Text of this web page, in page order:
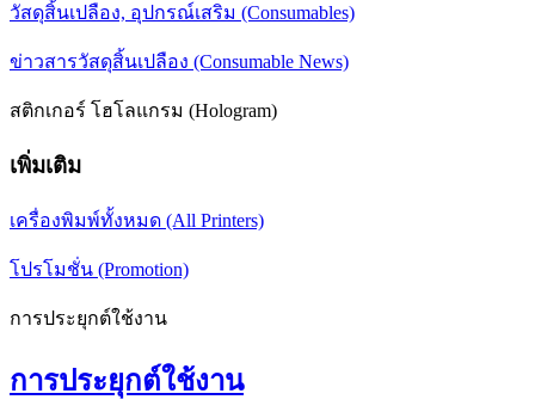
วัสดุสิ้นเปลือง, อุปกรณ์เสริม (Consumables)
ข่าวสารวัสดุสิ้นเปลือง (Consumable News)
สติกเกอร์ โฮโลแกรม (Hologram)
เพิ่มเติม
เครื่องพิมพ์ทั้งหมด (All Printers)
โปรโมชั่น (Promotion)
การประยุกต์ใช้งาน
การประยุกต์ใช้งาน